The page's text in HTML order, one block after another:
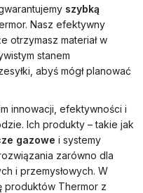
szybką
Nasz efektywny
otrzymasz materiał w
stanem
abyś mógł planować
innowacji, efektywności i
Ich produkty – takie jak
gazowe i systemy
zarówno dla
i przemysłowych. W
produktów Thermor z